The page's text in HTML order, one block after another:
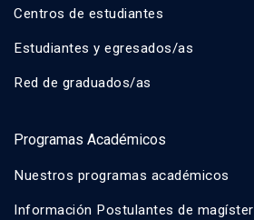
Centros de estudiantes
Estudiantes y egresados/as
Red de graduados/as
Programas Académicos
Nuestros programas académicos
Información Postulantes de magíster